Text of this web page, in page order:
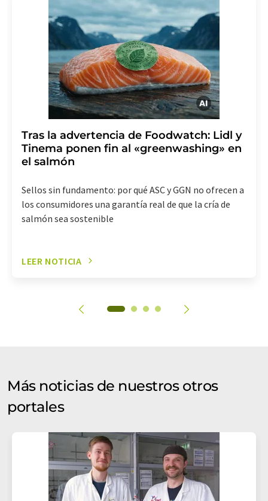
LUMITOS AG, Ernst-Augustin-Str. 2, 12489 Berlín
(Alemania) o por correo electrónico a
revoke@lumitos.com. Además, en cada correo
electrónico se incluye un enlace para anular la
suscripción al boletín informativo correspondiente.
Tras la advertencia de Foodwatch: Lidl y
Tinema ponen fin al «greenwashing» en
el salmón
Sellos sin fundamento: por qué ASC y GGN no ofrecen a
los consumidores una garantía real de que la cría de
salmón sea sostenible
LEER NOTICIA
Más noticias de nuestros otros
portales